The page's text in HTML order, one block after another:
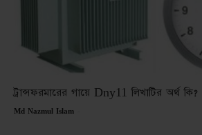
ট্রান্সফরমারের গায়ে Dny11 লিখাটির অর্থ কি?
Md Nazmul Islam